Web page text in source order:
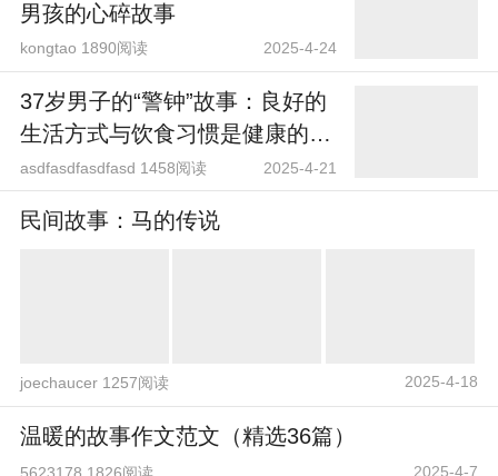
男孩的心碎故事
kongtao 1890阅读 2025-4-24
37岁男子的“警钟”故事：良好的
生活方式与饮食习惯是健康的保
证
asdfasdfasdfasd 1458阅读 2025-4-21
民间故事：马的传说
joechaucer 1257阅读 2025-4-18
温暖的故事作文范文（精选36篇）
5623178 1826阅读 2025-4-7